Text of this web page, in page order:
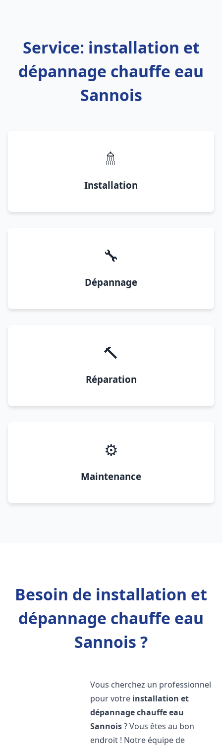
Service: installation et
dépannage chauffe eau
Sannois
🚿
Installation
🔧
Dépannage
🔨
Réparation
⚙️
Maintenance
Besoin de installation et
dépannage chauffe eau
Sannois ?
Vous cherchez un professionnel
pour votre installation et
dépannage chauffe eau
Sannois? Vous êtes au bon
endroit ! Notre équipe de